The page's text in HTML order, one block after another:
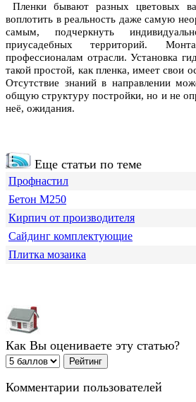
Пленки бывают разных цветовых
воплотить в реальность даже самую
самым, подчеркнуть
приусадебных территорий.
профессионалам отрасли. Установка
такой простой, как пленка, имеет свои
Отсутствие знаний в направлении
общую структуру постройки, но и не
неё, ожидания.
Еще статьи по теме
Профнастил
Бетон М250
Кирпич от производителя
Сайдинг комплектующие
Плитка мозаика
Как Вы оцениваете эту статью?
Комментарии пользователей